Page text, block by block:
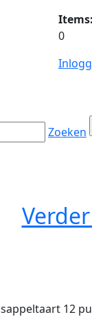
Items:
0
Zoeken
12